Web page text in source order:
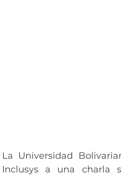
La Universidad
Inclusys a una charla